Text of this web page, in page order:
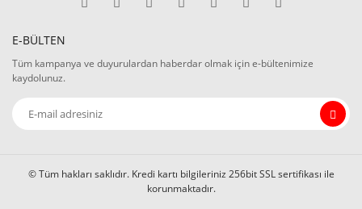
E-BÜLTEN
Tüm kampanya ve duyurulardan haberdar olmak için e-bültenimize
kaydolunuz.
© Tüm hakları saklıdır. Kredi kartı bilgileriniz 256bit SSL sertifikası ile
korunmaktadır.